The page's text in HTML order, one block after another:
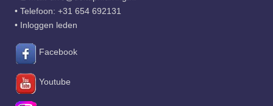
• Telefoon: +31 654 692131
• Inloggen leden
Facebook
Youtube